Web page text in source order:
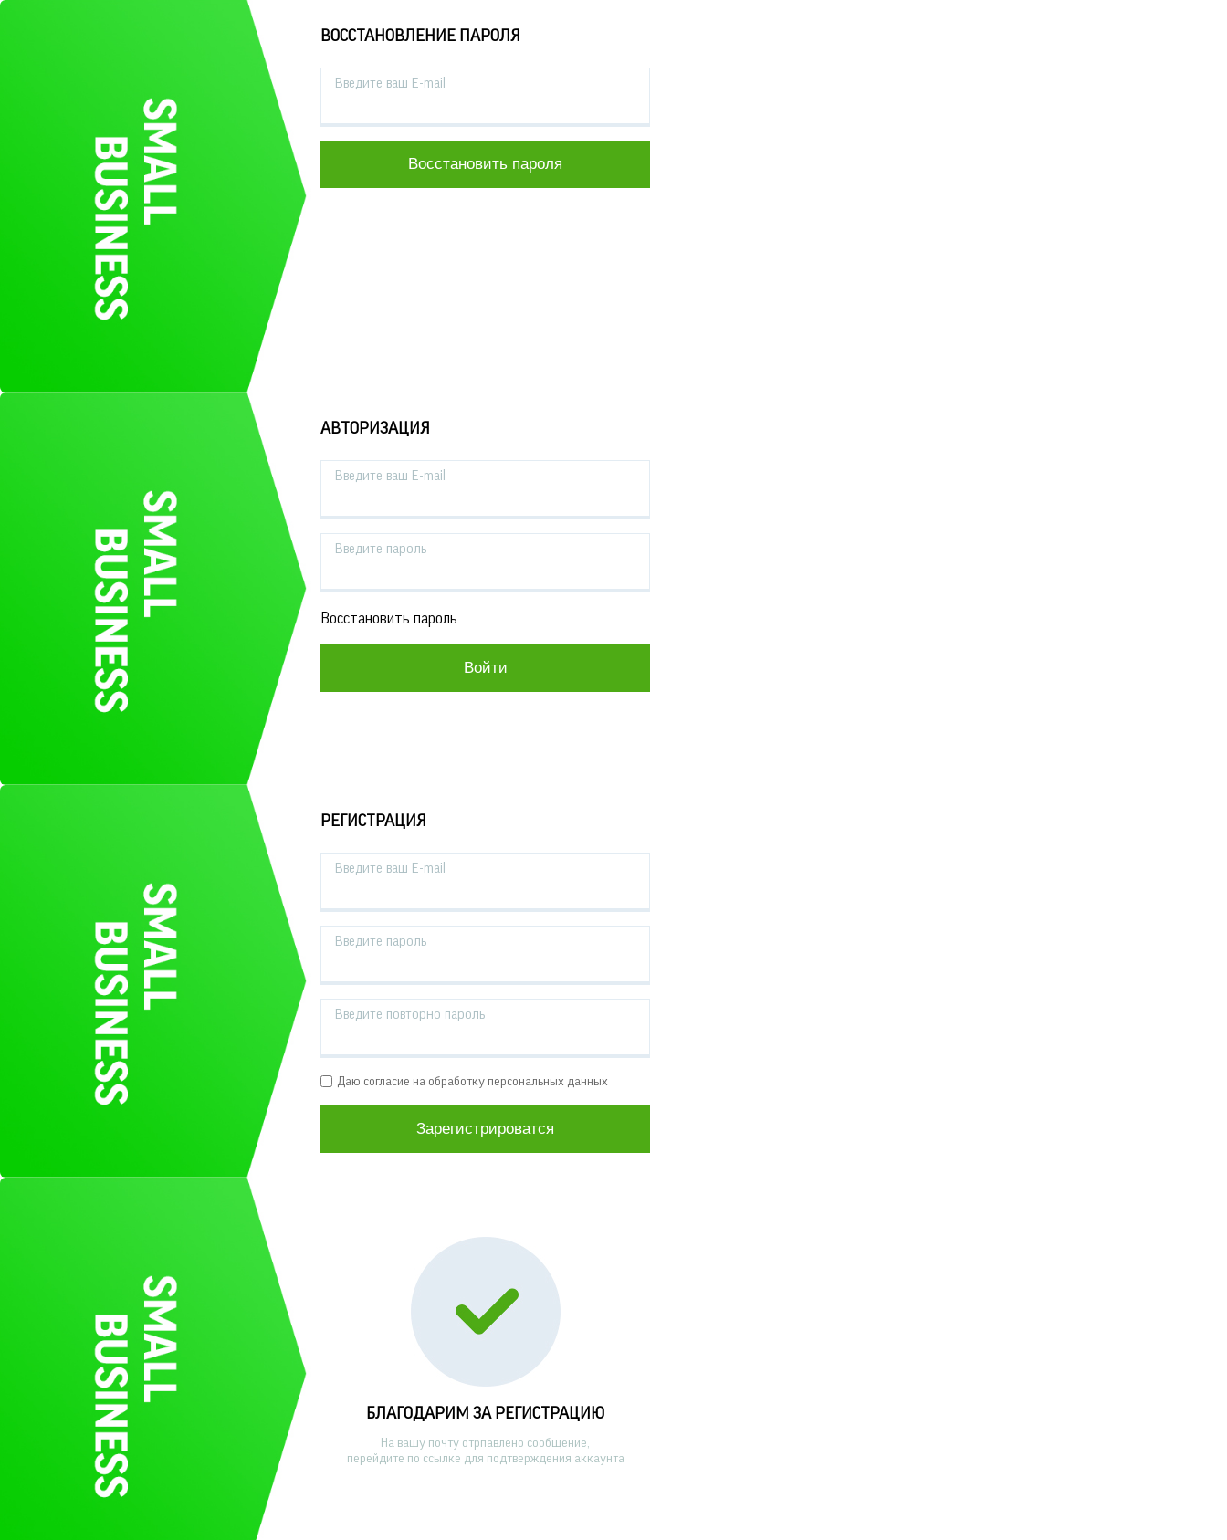
ВОССТАНОВЛЕНИЕ ПАРОЛЯ
Введите ваш E-mail
АВТОРИЗАЦИЯ
Введите ваш E-mail
Введите пароль
Восстановить пароль
РЕГИСТРАЦИЯ
Введите ваш E-mail
Введите пароль
Введите повторно пароль
Даю согласие на обработку персональных данных
БЛАГОДАРИМ ЗА РЕГИСТРАЦИЮ
На вашу почту отрпавлено сообщение,
перейдите по ссылке для подтверждения аккаунта